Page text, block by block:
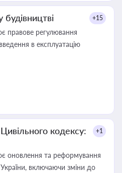
+15
правове регулювання
в експлуатацію
кодексу:
+1
оновлення та реформування
включаючи зміни до